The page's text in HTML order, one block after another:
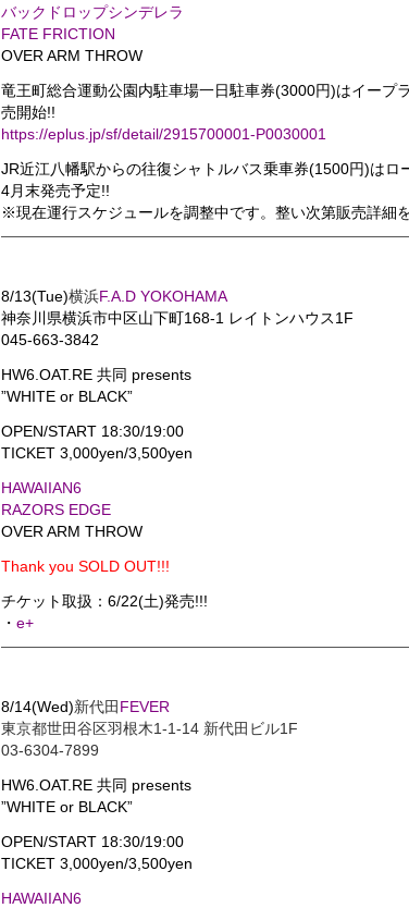
バックドロップシンデレラ
FATE FRICTION
OVER ARM THROW
竜王町総合運動公園内駐車場一日駐車券(3000円)はイープ
売開始!!
https://eplus.jp/sf/detail/2915700001-P0030001
JR近江八幡駅からの往復シャトルバス乗車券(1500円)はロ
4月末発売予定!!
※現在運行スケジュールを調整中です。整い次第販売詳細
8/13(Tue)横浜F.A.D YOKOHAMA
神奈川県横浜市中区山下町168-1 レイトンハウス1F
045-663-3842
HW6.OAT.RE 共同 presents
”WHITE or BLACK”
OPEN/START 18:30/19:00
TICKET 3,000yen/3,500yen
HAWAIIAN6
RAZORS EDGE
OVER ARM THROW
Thank you SOLD OUT!!!
チケット取扱：6/22(土)発売!!!
・ e+
8/14(Wed)新代田 FEVER
東京都世田谷区羽根木1-1-14 新代田ビル1F
03-6304-7899
HW6.OAT.RE 共同 presents
”WHITE or BLACK”
OPEN/START 18:30/19:00
TICKET 3,000yen/3,500yen
HAWAIIAN6